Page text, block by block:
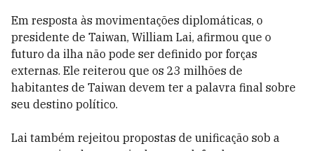
Em resposta às movimentações diplomáticas, o
presidente de Taiwan, William Lai, afirmou que o
futuro da ilha não pode ser definido por forças
externas. Ele reiterou que os 23 milhões de
habitantes de Taiwan devem ter a palavra final sobre
seu destino político.
Lai também rejeitou propostas de unificação sob a